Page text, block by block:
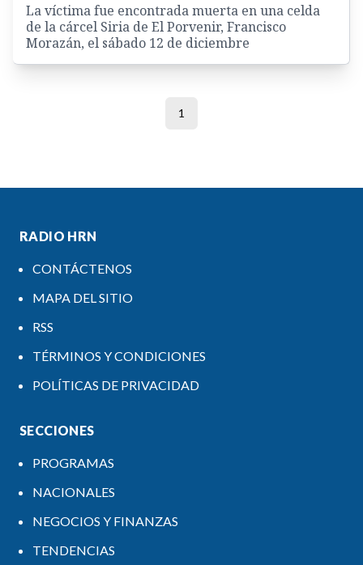
La víctima fue encontrada muerta en una celda
de la cárcel Siria de El Porvenir, Francisco
Morazán, el sábado 12 de diciembre
1
RADIO HRN
CONTÁCTENOS
MAPA DEL SITIO
RSS
TÉRMINOS Y CONDICIONES
POLÍTICAS DE PRIVACIDAD
SECCIONES
PROGRAMAS
NACIONALES
NEGOCIOS Y FINANZAS
TENDENCIAS